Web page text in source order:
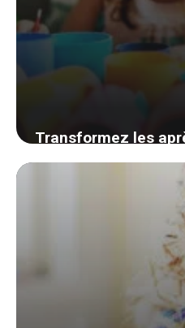
Transformez les
moments de
et des rouleaux de